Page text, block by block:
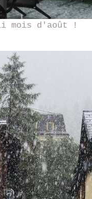
mois d'août !